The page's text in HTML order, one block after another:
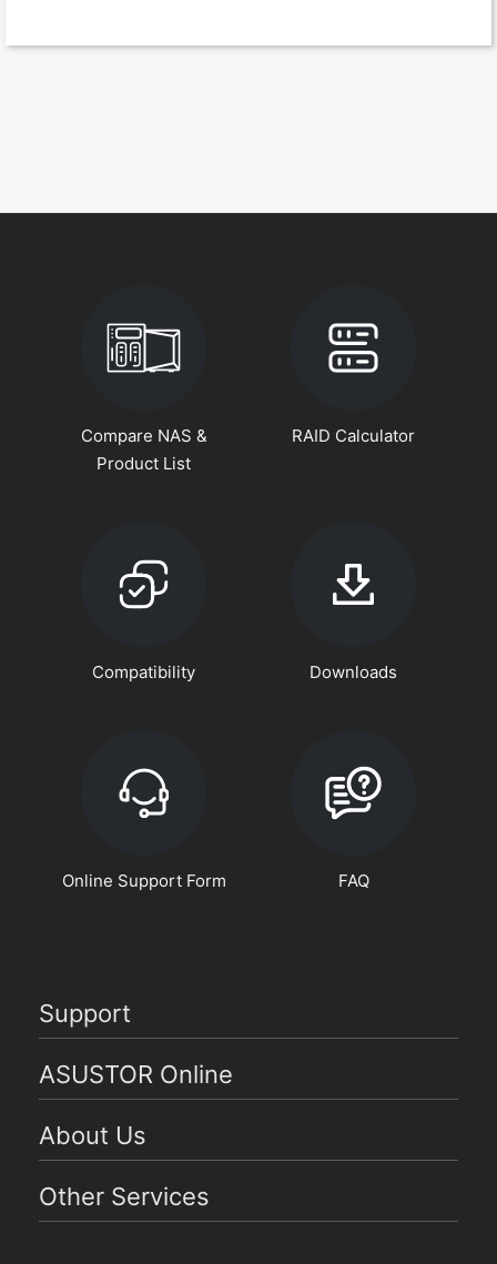
Compare NAS &
Product List
RAID Calculator
Compatibility Downloads
Online Support Form FAQ
Support
ASUSTOR Online
About Us
Other Services